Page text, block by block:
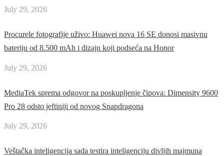
July 29, 2026
Procurele fotografije uživo: Huawei nova 16 SE donosi masivnu
bateriju od 8.500 mAh i dizajn koji podseća na Honor
July 29, 2026
MediaTek sprema odgovor na poskupljenje čipova: Dimensity 9600
Pro 28 odsto jeftiniji od novog Snapdragona
July 29, 2026
Veštačka inteligencija sada testira inteligenciju divljih majmuna